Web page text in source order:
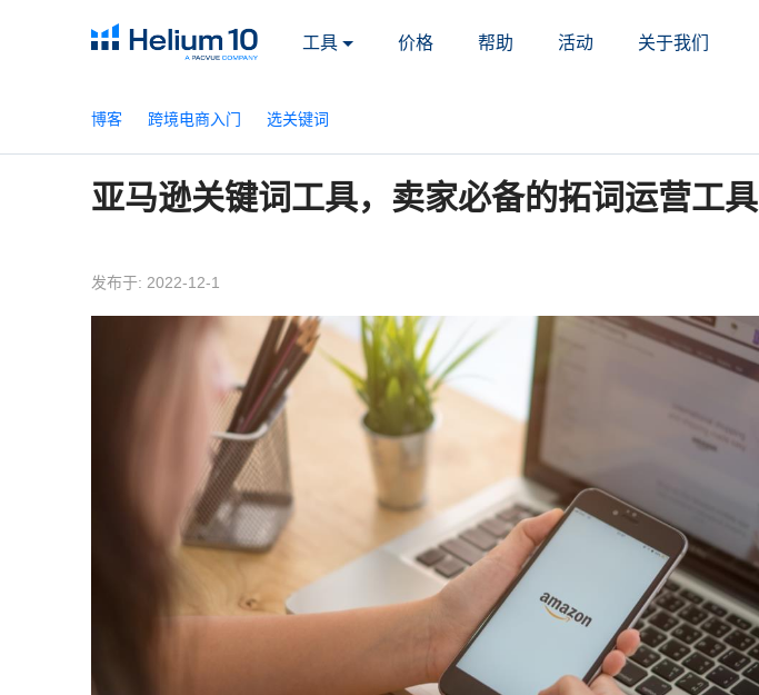
工具 价格 帮助 活动 关于我们
博客 跨境电商入门 选关键词
亚马逊关键词工具，卖家必备的拓词运营工具
发布于: 2022-12-1